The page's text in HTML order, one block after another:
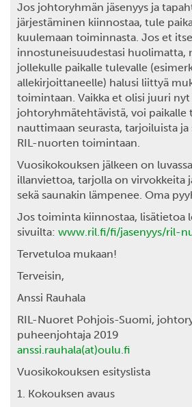
Jos johtoryhmän jäsenyys ja
järjestäminen kiinnostaa, tule
kuulemaan toiminnasta. Jos et
innostuneisuudestasi huolimatta,
jollekulle paikalle tulevalle
allekirjoittaneelle) halusi liittyä
toimintaan. Vaikka et olisi juuri
johtoryhmätehtävistä, voi paikalle
nauttimaan seurasta, tarjoiluista
RIL-nuorten toimintaan.
Vuosikokouksen jälkeen on
illanviettoa, tarjolla on virvokkeita
sekä saunakin lämpenee. Oma
Jos toiminta kiinnostaa, lisätietoa
sivuilta: www.ril.fi/fi/jasenyys/ril-
Tervetuloa mukaan!
Terveisin,
Anssi Rauhala
RIL-Nuoret Pohjois-Suomi,
puheenjohtaja 2019
anssi.rauhala(at)oulu.fi
Vuosikokouksen esityslista
1. Kokouksen avaus